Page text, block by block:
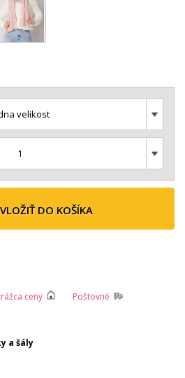
velikost
1
VLOŽIŤ DO KOŠÍKA
ceny
Poštovné
a šály